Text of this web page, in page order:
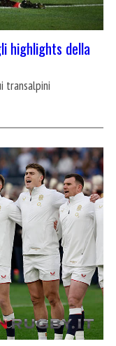
highlights della
transalpini